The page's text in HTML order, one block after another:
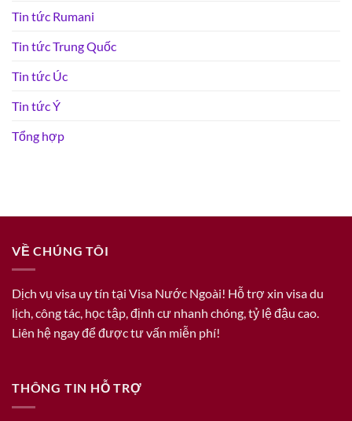
Tin tức Rumani
Tin tức Trung Quốc
Tin tức Úc
Tin tức Ý
Tổng hợp
VỀ CHÚNG TÔI
Dịch vụ visa uy tín tại Visa Nước Ngoài! Hỗ trợ xin visa du
lịch, công tác, học tập, định cư nhanh chóng, tỷ lệ đậu cao.
Liên hệ ngay để được tư vấn miễn phí!
THÔNG TIN HỖ TRỢ